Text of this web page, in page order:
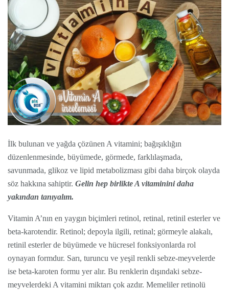
İlk bulunan ve yağda çözünen A vitamini; bağışıklığın
düzenlenmesinde, büyümede, görmede, farklılaşmada,
savunmada, glikoz ve lipid metabolizması gibi daha birçok olayda
söz hakkına sahiptir. Gelin hep birlikte A vitaminini daha
yakından tanıyalım.
Vitamin A’nın en yaygın biçimleri retinol, retinal, retinil esterler ve
beta-karotendir. Retinol; depoyla ilgili, retinal; görmeyle alakalı,
retinil esterler de büyümede ve hücresel fonksiyonlarda rol
oynayan formdur. Sarı, turuncu ve yeşil renkli sebze-meyvelerde
ise beta-karoten formu yer alır. Bu renklerin dışındaki sebze-
meyvelerdeki A vitamini miktarı çok azdır. Memeliler retinolü